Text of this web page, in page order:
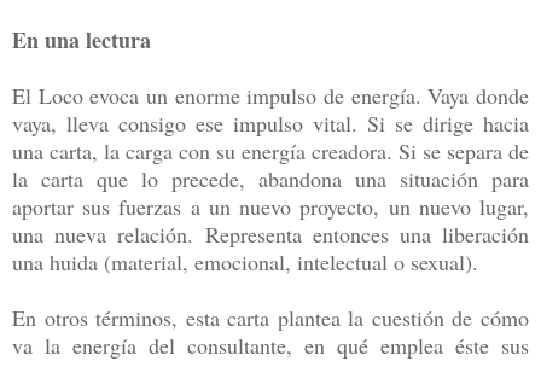
En una lectura
El Loco evoca un enorme impulso de energía. Vaya donde
vaya, lleva consigo ese impulso vital. Si se dirige hacia
una carta, la carga con su energía creadora. Si se separa de
la carta que lo precede, abandona una situación para
aportar sus fuerzas a un nuevo proyecto, un nuevo lugar,
una nueva relación. Representa entonces una liberación
una huida (material, emocional, intelectual o sexual).
En otros términos, esta carta plantea la cuestión de cómo
va la energía del consultante, en qué emplea éste sus